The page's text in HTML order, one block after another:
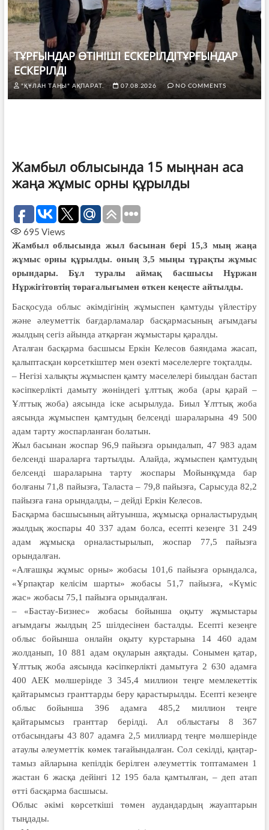
ТҰРҒЫНДАР ӨТІНІШІ ЕСКЕРІЛДІТҰРҒЫНДАР
ЕСКЕРІЛДІ
"ҚҰЛАН ТАҢЫ" АҚПАРАТ. 07.08.2026 NO COMMENTS
Жамбыл облысында 15 мыңнан аса
жаңа жұмыс орны құрылды
695 Views
Жамбыл облысында жыл басынан бері 15,3 мың жаңа
жұмыс орны құрылды. оның 3,5 мыңы тұрақты жұмыс
орындары. Бұл туралы аймақ басшысы Нұржан
Нұржігітовтің төрағалығымен өткен кеңесте айтылды.
Басқосуда облыс әкімдігінің жұмыспен қамтуды үйлестіру
және әлеуметтік бағдарламалар басқармасының ағымдағы
жылдың сегіз айында атқарған жұмыстары қаралды.
Аталған басқарма басшысы Еркін Келесов баяндама жасап,
қалыптасқан көрсеткіштер мен өзекті мәселелерге тоқталды.
– Негізі халықты жұмыспен қамту мәселелері биылдан бастап
кәсіпкерлікті дамыту жөніндегі ұлттық жоба (ары қарай –
Ұлттық жоба) аясында іске асырылуда. Биыл Ұлттық жоба
аясында жұмыспен қамтудың белсенді шараларына 49 500
адам тарту жоспарланған болатын.
Жыл басынан жоспар 96,9 пайызға орындалып, 47 983 адам
белсенді шараларға тартылды. Алайда, жұмыспен қамтудың
белсенді шараларына тарту жоспары Мойынқұмда бар
болғаны 71,8 пайызға, Таласта – 79,8 пайызға, Сарысуда 82,2
пайызға ғана орындалды, – дейді Еркін Келесов.
Басқарма басшысының айтуынша, жұмысқа орналастырудың
жылдық жоспары 40 337 адам болса, есепті кезеңге 31 249
адам жұмысқа орналастырылып, жоспар 77,5 пайызға
орындалған.
«Алғашқы жұмыс орны» жобасы 101,6 пайызға орындалса,
«Ұрпақтар келісім шарты» жобасы 51,7 пайызға, «Күміс
жас» жобасы 75,1 пайызға орындалған.
– «Бастау-Бизнес» жобасы бойынша оқыту жұмыстары
ағымдағы жылдың 25 шілдесінен басталды. Есепті кезеңге
облыс бойынша онлайн оқыту курстарына 14 460 адам
жолданып, 10 881 адам оқуларын аяқтады. Сонымен қатар,
Ұлттық жоба аясында кәсіпкерлікті дамытуға 2 630 адамға
400 АЕК мөлшерінде 3 345,4 миллион теңге мемлекеттік
қайтарымсыз гранттарды беру қарастырылды. Есепті кезеңге
облыс бойынша 396 адамға 485,2 миллион теңге
қайтарымсыз гранттар берілді. Ал облыстағы 8 367
отбасындағы 43 807 адамға 2,5 миллиард теңге мөлшерінде
атаулы әлеуметтік көмек тағайындалған. Сол секілді, қаңтар-
тамыз айларына кепілдік берілген әлеуметтік топтамамен 1
жастан 6 жасқа дейінгі 12 195 бала қамтылған, – деп атап
өтті басқарма басшысы.
Облыс әкімі көрсеткіші төмен аудандардың жауаптарын
тыңдады.